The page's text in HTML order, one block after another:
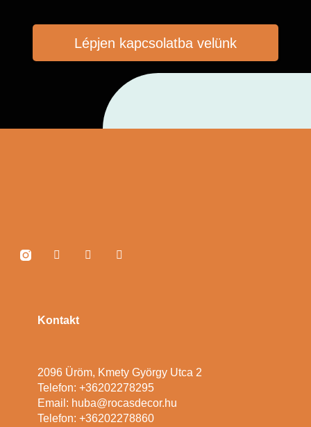
Lépjen kapcsolatba velünk
Kontakt
2096 Üröm, Kmety György Utca 2
Telefon: +36202278295
Email: huba@rocasdecor.hu
Telefon: +36202278860